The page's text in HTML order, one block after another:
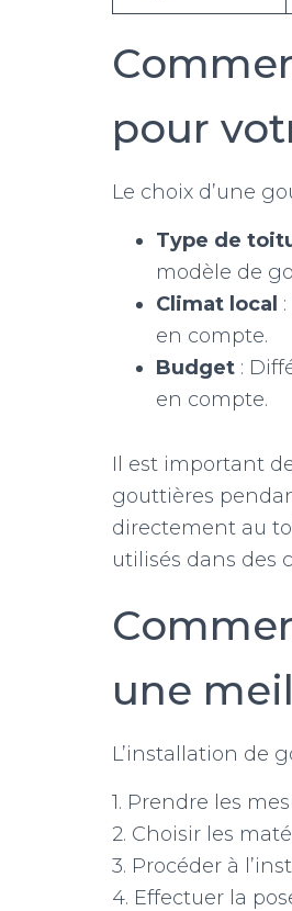
pour
Le choix d’une
Type de
modèle de
Climat local
en compte.
Budget :
en compte.
Il est important
gouttières
directement au
utilisés dans des
une
L’installation de
1. Prendre les
2. Choisir les
3. Procéder à
4. Effectuer la